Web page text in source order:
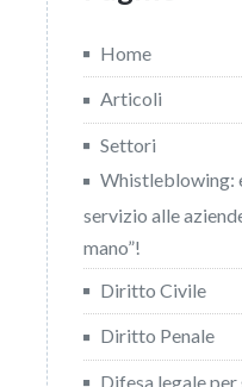
Home
Articoli
Settori
Whistleblowing:
servizio alle
mano”!
Diritto Civile
Diritto Penale
Difesa legale